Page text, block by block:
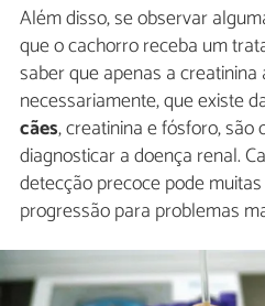
Além disso, se observar
que o cachorro receba um
saber que apenas a
necessariamente, que existe
cães, creatinina e fósforo, são
diagnosticar a doença renal.
detecção precoce pode
progressão para problemas